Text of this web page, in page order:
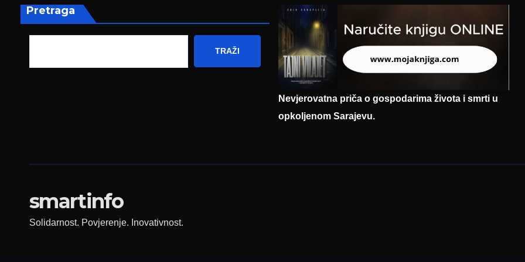
Pretraga
TRAŽI
Nevjerovatna priča o gospodarima života i smrti u
opkoljenom Sarajevu.
smartinfo
Solidarnost. Povjerenje. Inovativnost.